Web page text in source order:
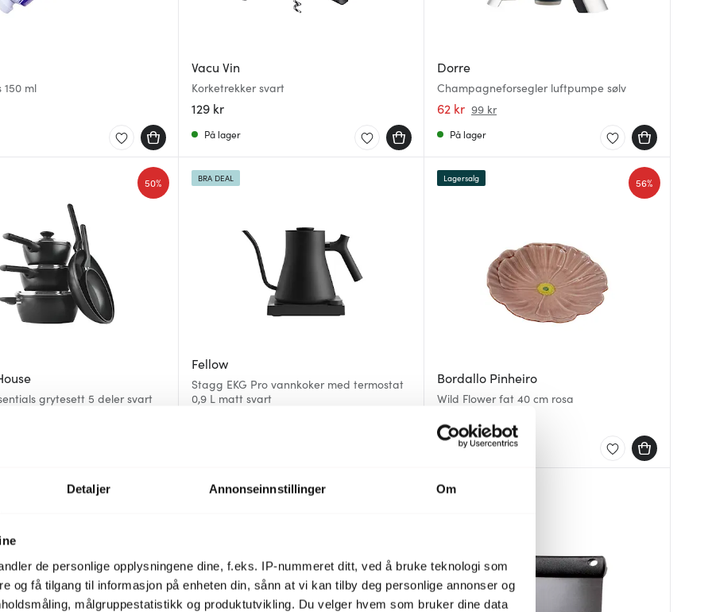
Detaljer Annonseinnstillinger Om
de personlige opplysningene dine, f.eks. IP-nummeret ditt, ved å bruke teknologi som
og få tilgang til informasjon på enheten din, sånn at vi kan tilby deg personlige annonser og
målgruppestatistikk og produktutvikling. Du velger hvem som bruker dine data
ml
Vacu Vin
Korketrekker svart
129 kr
På lager
Dorre
Champagneforsegler luftpumpe sølv
62 kr 99 kr
På lager
grytesett 5 deler svart
50%
Fellow
Stagg EKG Pro vannkoker med termostat
0,9 L matt svart
BRA DEAL
Bordallo Pinheiro
Wild Flower fat 40 cm rosa
1599 kr
56%
Lagersalg
På lager